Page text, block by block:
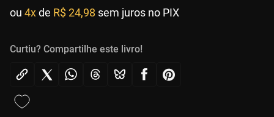
ou 4xde R$ 24,98 sem juros no PIX
Curtiu? Compartilhe este livro!